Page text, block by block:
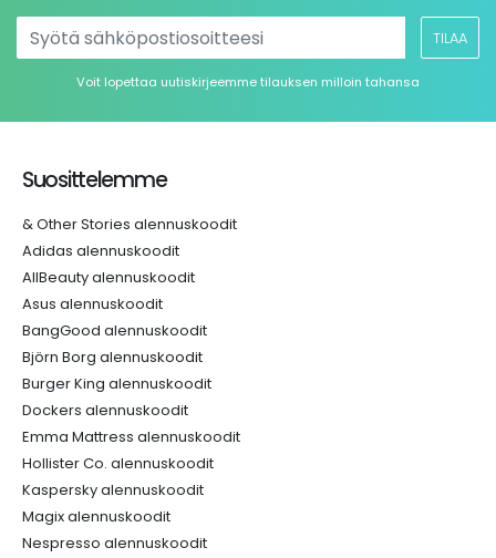
TILAA
Voit lopettaa uutiskirjeemme tilauksen milloin tahansa
Suosittelemme
& Other Stories alennuskoodit
Adidas alennuskoodit
AllBeauty alennuskoodit
Asus alennuskoodit
BangGood alennuskoodit
Björn Borg alennuskoodit
Burger King alennuskoodit
Dockers alennuskoodit
Emma Mattress alennuskoodit
Hollister Co. alennuskoodit
Kaspersky alennuskoodit
Magix alennuskoodit
Nespresso alennuskoodit